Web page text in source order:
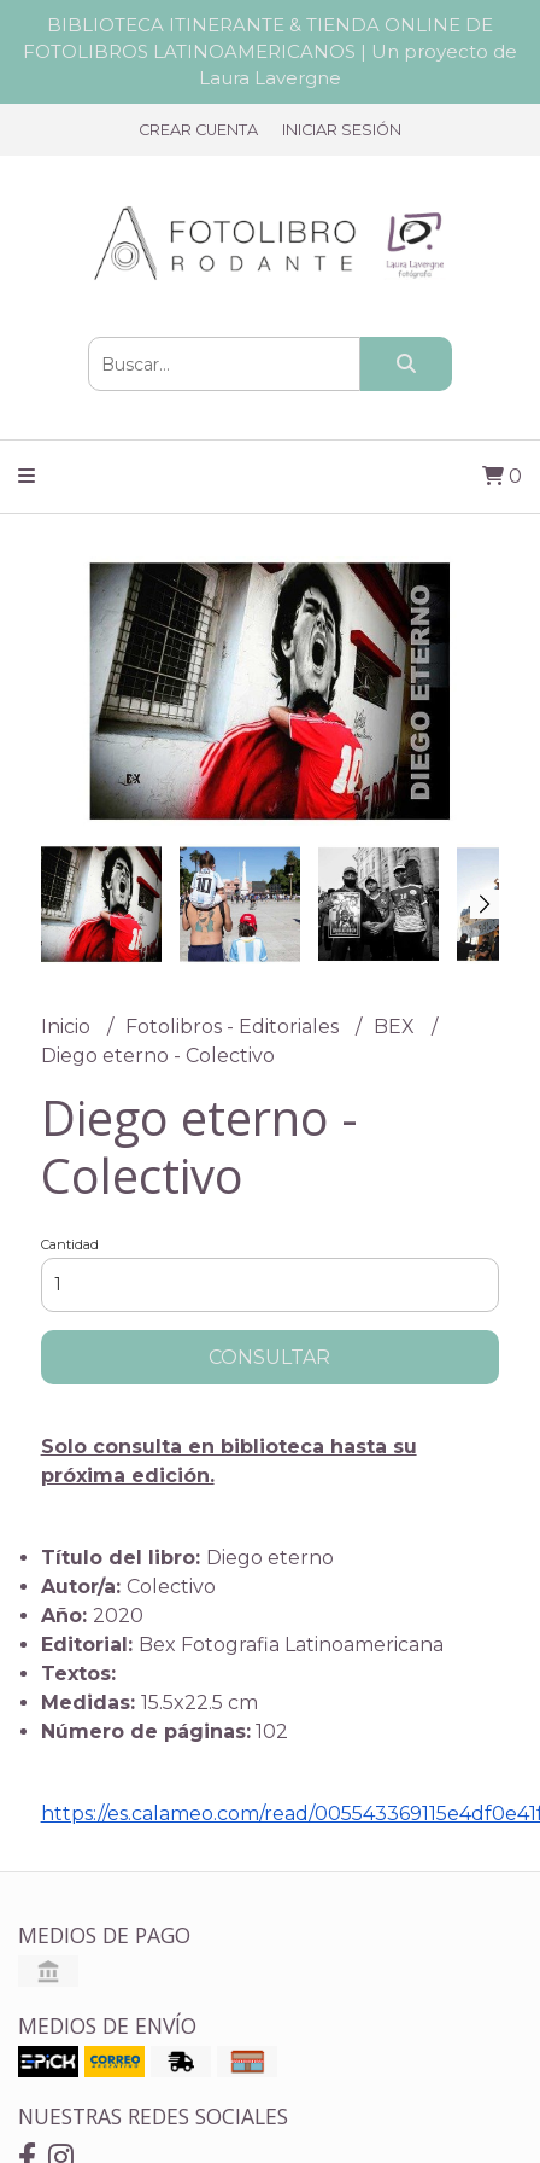
BIBLIOTECA ITINERANTE & TIENDA ONLINE DE
FOTOLIBROS LATINOAMERICANOS | Un proyecto de
Laura Lavergne
CREAR CUENTA INICIAR SESIÓN
0
Inicio Fotolibros - Editoriales
BEX
Diego eterno - Colectivo
Diego eterno -
Colectivo
Cantidad
CONSULTAR
Solo consulta en biblioteca hasta su
próxima edición.
Título del libro: Diego eterno
Autor/a: Colectivo
Año: 2020
Editorial: Bex Fotografia Latinoamericana
Textos:
Medidas: 15.5x22.5 cm
Número de páginas:102
https://es.calameo.com/read/
MEDIOS DE PAGO
MEDIOS DE ENVÍO
NUESTRAS REDES SOCIALES